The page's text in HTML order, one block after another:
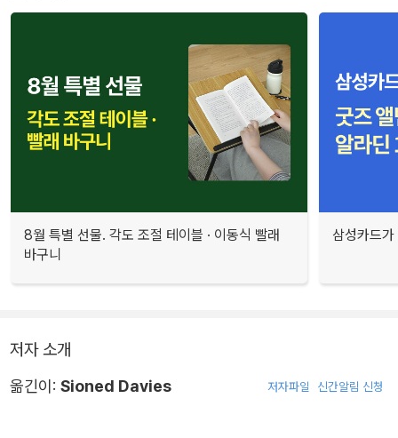
8월 특별 선물. 각도 조절 테이블 · 이동식 빨래
바구니
삼성카드
저자 소개
옮긴이: Sioned Davies 저자파일 신간알림 신청